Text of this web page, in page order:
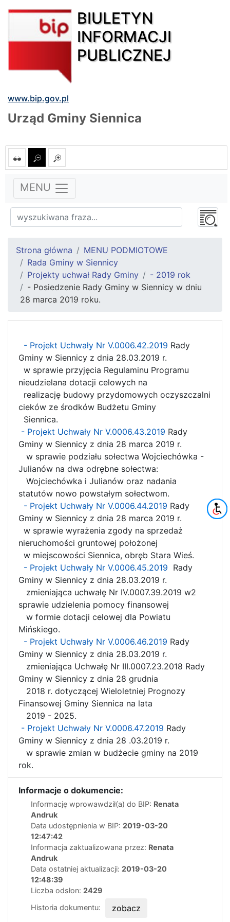
BIULETYN
INFORMACJI
PUBLICZNEJ
www.bip.gov.pl
Urząd Gminy Siennica
MENU
Strona główna
MENU PODMIOTOWE
Rada Gminy w Siennicy
Projekty uchwał Rady Gminy
- 2019 rok
- Posiedzenie Rady Gminy w Siennicy w dniu
28 marca 2019 roku.
- Projekt Uchwały Nr V.0006.42.2019 Rady
Gminy w Siennicy z dnia 28.03.2019 r.
w sprawie przyjęcia Regulaminu Programu
nieudzielana dotacji celowych na
realizację budowy przydomowych oczyszczalni
cieków ze środków Budżetu Gminy
Siennica.
- Projekt Uchwały Nr V.0006.43.2019 Rady
Gminy w Siennicy z dnia 28 marca 2019 r.
w sprawie podziału sołectwa Wojciechówka -
Julianów na dwa odrębne sołectwa:
Wojciechówka i Julianów oraz nadania
statutów nowo powstałym sołectwom.
- Projekt Uchwały Nr V.0006.44.2019 Rady
Gminy w Siennicy z dnia 28 marca 2019 r.
w sprawie wyrażenia zgody na sprzedaż
nieruchomości gruntowej położonej
w miejscowości Siennica, obręb Stara Wieś.
- Projekt Uchwały Nr V.0006.45.2019 Rady
Gminy w Siennicy z dnia 28.03.2019 r.
zmieniająca uchwałę Nr IV.0007.39.2019 w2
sprawie udzielenia pomocy finansowej
w formie dotacji celowej dla Powiatu
Mińskiego.
- Projekt Uchwały Nr V.0006.46.2019 Rady
Gminy w Siennicy z dnia 28.03.2019 r.
zmieniająca Uchwałę Nr III.0007.23.2018 Rady
Gminy w Siennicy z dnia 28 grudnia
2018 r. dotyczącej Wieloletniej Prognozy
Finansowej Gminy Siennica na lata
2019 - 2025.
- Projekt Uchwały Nr V.0006.47.2019 Rady
Gminy w Siennicy z dnia 28 .03.2019 r.
w sprawie zmian w budżecie gminy na 2019
rok.
Informacje o dokumencie:
Informację wprowawdził(a) do BIP: Renata
Andruk
Data udostępnienia w BIP: 2019-03-20
12:47:42
Informacja zaktualizowana przez: Renata
Andruk
Data ostatniej aktualizacji: 2019-03-20
12:48:39
Liczba odsłon: 2429
Historia dokumentu:
zobacz